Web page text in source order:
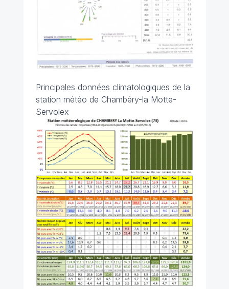
Principales données climatologiques de la
station météo de Chambéry-la Motte-
Servolex